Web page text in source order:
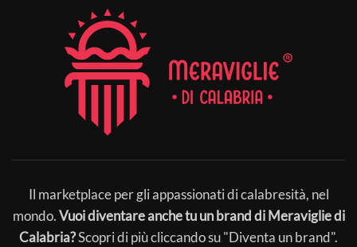
Il marketplace per gli appassionati di calabresità, nel
mondo.Vuoi diventare anche tu un brand di Meraviglie di
Calabria?Scopri di più cliccando su "Diventa un brand".